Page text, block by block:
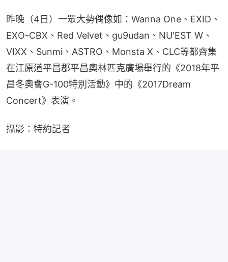
昨晚（4日）一眾大勢偶像如：Wanna One、EXID、
EXO-CBX、Red Velvet、gu9udan、NU'EST W、
VIXX、Sunmi、ASTRO、Monsta X、CLC等都齊集
在江原道平昌郡平昌奧林匹克廣場舉行的《2018年平
昌冬奧會G-100特別活動》中的《2017Dream
Concert》表演。
攝影：特約記者